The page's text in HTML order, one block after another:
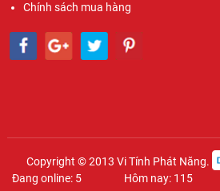
Chính sách mua hàng
Copyright © 2013 Vi Tính Phát Năng.
Đang online: 5
Hôm nay: 115